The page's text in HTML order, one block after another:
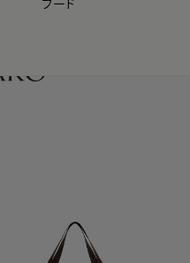
定】夏のプレゼントキャンペーン開催中
フード